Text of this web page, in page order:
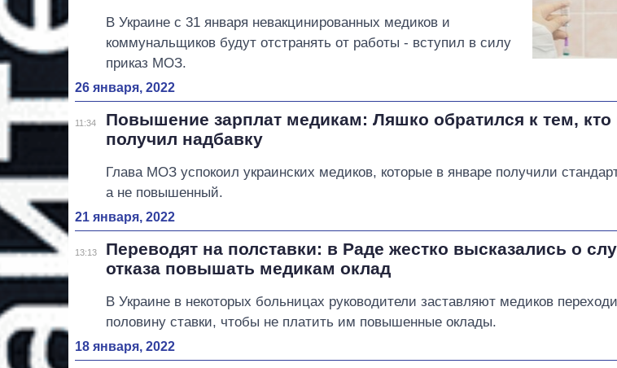
В Украине с 31 января невакцинированных медиков и
коммунальщиков будут отстранять от работы - вступил в силу
приказ МОЗ.
26 января, 2022
11:34
Повышение зарплат медикам: Ляшко обратился к тем, кто
получил надбавку
Глава МОЗ успокоил украинских медиков, которые в январе получили
а не повышенный.
21 января, 2022
13:13
Переводят на полставки: в Раде жестко высказались о
отказа повышать медикам оклад
В Украине в некоторых больницах руководители заставляют медиков
половину ставки, чтобы не платить им повышенные оклады.
18 января, 2022